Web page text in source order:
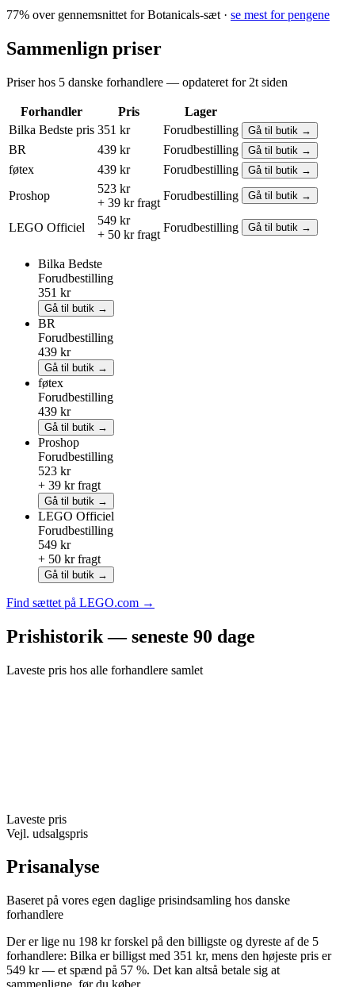
77% over gennemsnittet for Botanicals-sæt · se mest for pengene
Sammenlign priser
Priser hos 5 danske forhandlere — opdateret for 2t siden
Forhandler Pris
Lager
Bilka Bedste pris 351 kr Forudbestilling Gå til butik →
BR 439 kr Forudbestilling Gå til butik →
føtex 439 kr Forudbestilling Gå til butik →
Proshop
523 kr
+ 39 kr fragt
Forudbestilling Gå til butik →
LEGO Officiel
549 kr
+ 50 kr fragt
Forudbestilling Gå til butik →
Bilka Bedste
Forudbestilling
351 kr
Gå til butik →
BR
Forudbestilling
439 kr
Gå til butik →
føtex
Forudbestilling
439 kr
Gå til butik →
Proshop
Forudbestilling
523 kr
+ 39 kr fragt
Gå til butik →
LEGO Officiel
Forudbestilling
549 kr
+ 50 kr fragt
Gå til butik →
Find sættet på LEGO.com →
Prishistorik — seneste 90 dage
Laveste pris hos alle forhandlere samlet
Laveste pris
Vejl. udsalgspris
Prisanalyse
Baseret på vores egen daglige prisindsamling hos danske
forhandlere
Der er lige nu 198 kr forskel på den billigste og dyreste af de 5
forhandlere: Bilka er billigst med 351 kr, mens den højeste pris er
549 kr — et spænd på 57 %. Det kan altså betale sig at